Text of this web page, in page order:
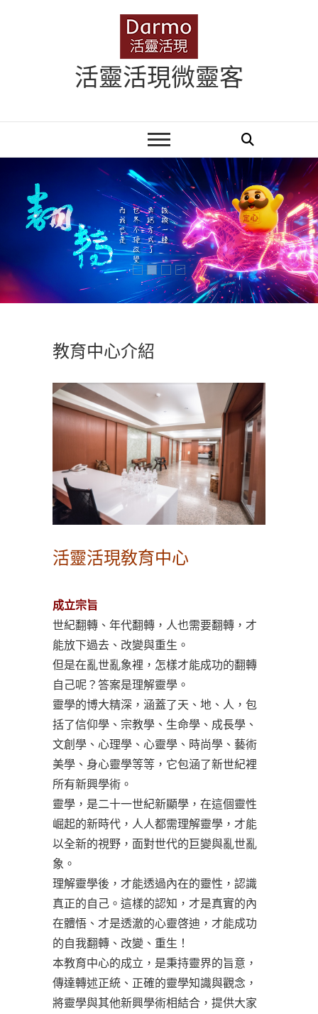
活靈活現微靈客
教育中心介紹
活靈活現敎育中心
成立宗旨
世紀翻轉、年代翻轉，人也需要翻轉，才
能放下過去、改變與重生。
但是在亂世亂象裡，怎樣才能成功的翻轉
自己呢？答案是理解靈學。
靈學的博大精深，涵蓋了天、地、人，包
括了信仰學、宗教學、生命學、成長學、
文創學、心理學、心靈學、時尚學、藝術
美學、身心靈學等等，它包涵了新世紀裡
所有新興學術。
靈學，是二十一世紀新顯學，在這個靈性
崛起的新時代，人人都需理解靈學，才能
以全新的視野，面對世代的巨變與亂世亂
象。
理解靈學後，才能透過內在的靈性，認識
真正的自己。這樣的認知，才是真實的內
在體悟、才是透澈的心靈啓迪，才能成功
的自我翻轉、改變、重生！
本教育中心的成立，是秉持靈界的旨意，
傳達轉述正統、正確的靈學知識與觀念，
將靈學與其他新興學術相結合，提供大家